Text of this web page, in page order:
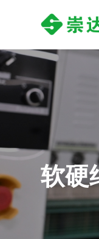
软硬